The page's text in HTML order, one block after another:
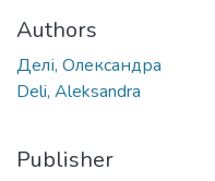
Authors
Делі, Олександра
Deli, Aleksandra
Publisher